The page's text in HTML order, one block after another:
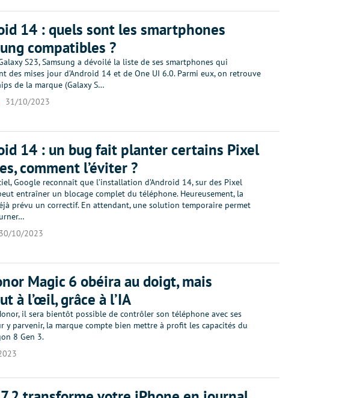
14 : quels sont les smartphones
compatibles ?
S23, Samsung a dévoilé la liste de ses smartphones qui
des mises jour d’Android 14 et de One UI 6.0. Parmi eux, on retrouve
de la marque (Galaxy S…
31/10/2023
14 : un bug fait planter certains Pixel
comment l’éviter ?
Google reconnaît que l’installation d’Android 14, sur des Pixel
entraîner un blocage complet du téléphone. Heureusement, la
prévu un correctif. En attendant, une solution temporaire permet
30/10/2023
Magic 6 obéira au doigt, mais
à l’œil, grâce à l’IA
il sera bientôt possible de contrôler son téléphone avec ses
y parvenir, la marque compte bien mettre à profit les capacités du
8 Gen 3.